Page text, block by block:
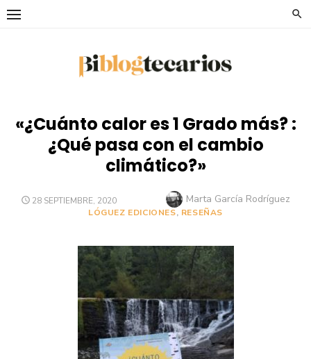
Saltar
«¿Cuánto calor es 1 Grado más? :
¿Qué pasa con el cambio
climático?»
PUBLICADO
28 SEPTIEMBRE, 2020 Autor
Marta García Rodríguez
LÓGUEZ EDICIONES, RESEÑAS